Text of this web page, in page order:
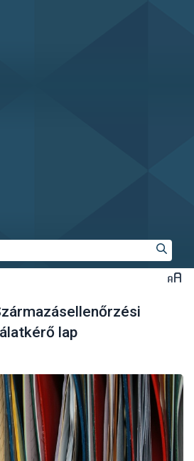
lap